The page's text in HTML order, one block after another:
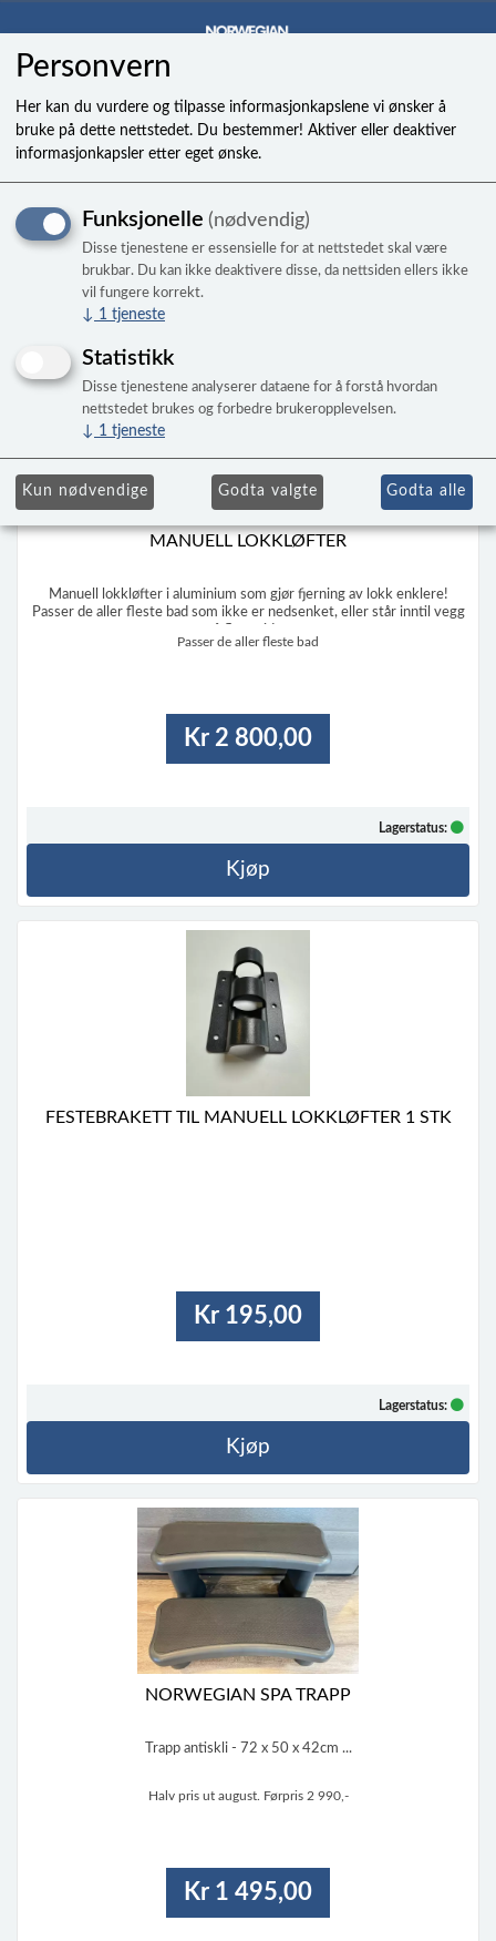
Viser 11 produkter
MANUELL LOKKLØFTER
Manuell lokkløfter i aluminium som gjør fjerning av lokk enklere!
Passer de aller fleste bad som ikke er nedsenket, eller står inntil vegg
Bygger ca 20 cm ut på begge sider av badet i tillegg til «baksiden» hvor
Passer de aller fleste bad
Kr 2 800,00
Lagerstatus:
Kjøp
FESTEBRAKETT TIL MANUELL LOKKLØFTER 1 STK
Kr 195,00
Lagerstatus:
Kjøp
NORWEGIAN SPA TRAPP
Trapp antiskli - 72 x 50 x 42cm ...
Halv pris ut august. Førpris 2 990,-
Kr 1 495,00
Personvern
Her kan du vurdere og tilpasse informasjonkapslene vi ønsker å
bruke på dette nettstedet. Du bestemmer! Aktiver eller deaktiver
informasjonkapsler etter eget ønske.
Funksjonelle (nødvendig)
Disse tjenestene er essensielle for at nettstedet skal være
brukbar. Du kan ikke deaktivere disse, da nettsiden ellers ikke
vil fungere korrekt.
↓ 1 tjeneste
Statistikk
Disse tjenestene analyserer dataene for å forstå hvordan
nettstedet brukes og forbedre brukeropplevelsen.
↓ 1 tjeneste
Kun nødvendige Godta valgte Godta alle